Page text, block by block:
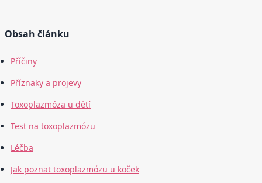
Obsah článku
Příčiny
Příznaky a projevy
Toxoplazmóza u dětí
Test na toxoplazmózu
Léčba
Jak poznat toxoplazmózu u koček